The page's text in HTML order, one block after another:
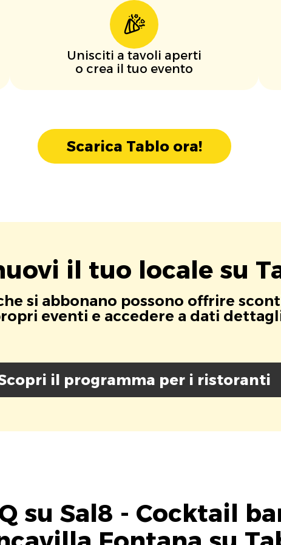
Unisciti a tavoli aperti
o crea il tuo evento
Scarica Tablo ora!
il tuo locale su
si abbonano possono offrire
eventi e accedere a dati
il programma per i ristoranti
su Sal8 - Cocktail